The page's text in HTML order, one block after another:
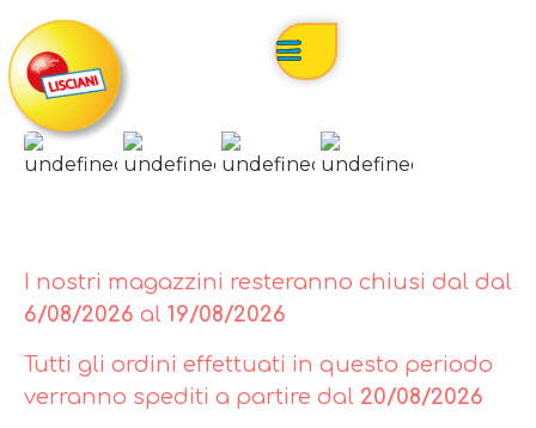
I nostri magazzini resteranno chiusi dal dal
6/08/2026 al 19/08/2026
Tutti gli ordini effettuati in questo periodo
verranno spediti a partire dal 20/08/2026